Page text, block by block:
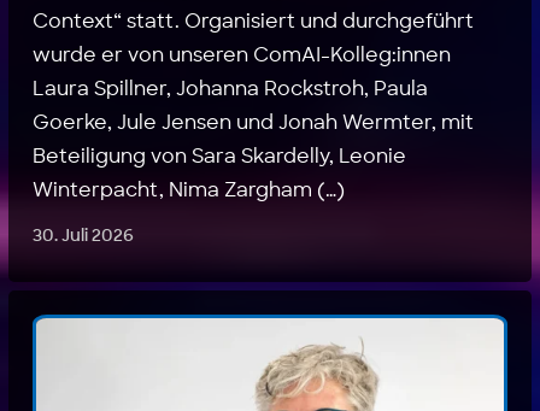
Context“ statt. Organisiert und durchgeführt
wurde er von unseren ComAI-Kolleg:innen
Laura Spillner, Johanna Rockstroh, Paula
Goerke, Jule Jensen und Jonah Wermter, mit
Beteiligung von Sara Skardelly, Leonie
Winterpacht, Nima Zargham (…)
30. Juli 2026